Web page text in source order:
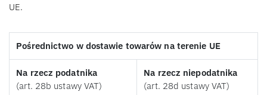
UE.
Pośrednictwo w dostawie towarów na terenie UE
Na rzecz podatnika
(art. 28b ustawy VAT)
Na rzecz niepodatnika
(art. 28d ustawy VAT)